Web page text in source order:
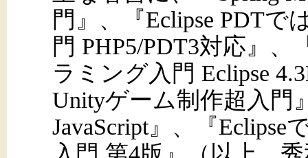
門』、『Eclipse PDTで
門 PHP5/PDT3対応』、
ラミング入門 Eclipse
Unityゲーム制作超入門
JavaScript』、『